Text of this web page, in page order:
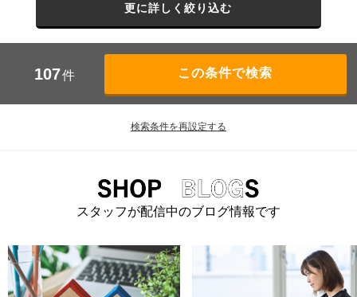
更に詳しく絞り込む
107件
検索条件を再設定する
スタッフが配信中のブログ情報です